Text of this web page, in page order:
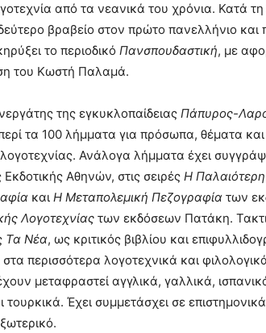
από τα νεανικά του χρόνια. Κατά
βραβείο στον πρώτο πανελλήνιο και
το περιοδικό Πανσπουδαστική, με
του Κωστή Παλαμά.
της εγκυκλοπαίδειας Πάπυρος-
τα 100 λήμματα για πρόσωπα, θέματα και
Ανάλογα λήμματα έχει
Εκδοτικής Αθηνών, στις σειρές Η
και Η Μεταπολεμική Πεζογραφία των
Λογοτεχνίας των εκδόσεων Πατάκη.
Τα Νέα, ως κριτικός βιβλίου και
περισσότερα λογοτεχνικά και
μεταφραστεί αγγλικά, γαλλικά,
τουρκικά. Έχει συμμετάσχει σε